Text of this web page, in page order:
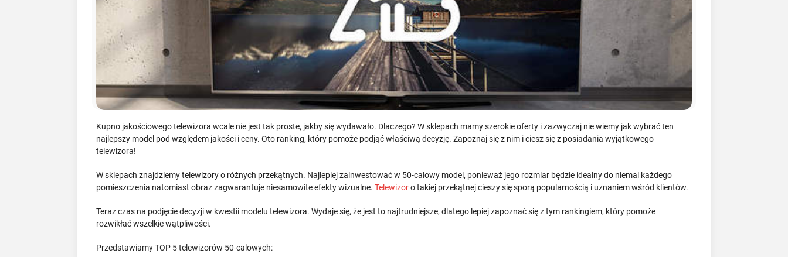
Kupno jakościowego telewizora wcale nie jest tak proste, jakby się wydawało. Dlaczego? W sklepach mamy szerokie oferty i zazwyczaj nie wiemy jak wybrać ten
najlepszy model pod względem jakości i ceny. Oto ranking, który pomoże podjąć właściwą decyzję. Zapoznaj się z nim i ciesz się z posiadania wyjątkowego
telewizora!
W sklepach znajdziemy telewizory o różnych przekątnych. Najlepiej zainwestować w 50-calowy model, ponieważ jego rozmiar będzie idealny do niemal każdego
pomieszczenia natomiast obraz zagwarantuje niesamowite efekty wizualne.Telewizoro takiej przekątnej cieszy się sporą popularnością i uznaniem wśród klientów.
Teraz czas na podjęcie decyzji w kwestii modelu telewizora. Wydaje się, że jest to najtrudniejsze, dlatego lepiej zapoznać się z tym rankingiem, który pomoże
rozwikłać wszelkie wątpliwości.
Przedstawiamy TOP 5 telewizorów 50-calowych: